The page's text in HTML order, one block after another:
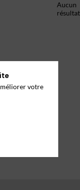
Aucun
résultat
votre